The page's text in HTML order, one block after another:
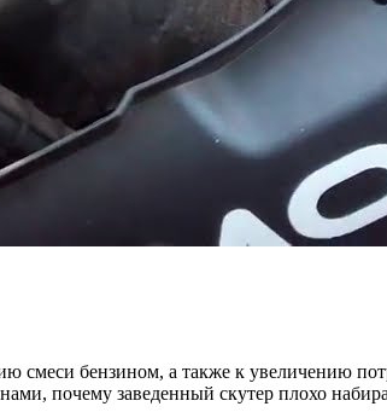
смеси бензином, а также к увеличению
почему заведенный скутер плохо